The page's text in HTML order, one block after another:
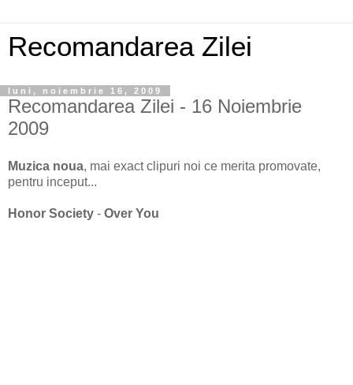
Recomandarea Zilei
luni, noiembrie 16, 2009
Recomandarea Zilei - 16 Noiembrie
2009
Muzica noua, mai exact clipuri noi ce merita promovate,
pentru inceput...
Honor Society - Over You